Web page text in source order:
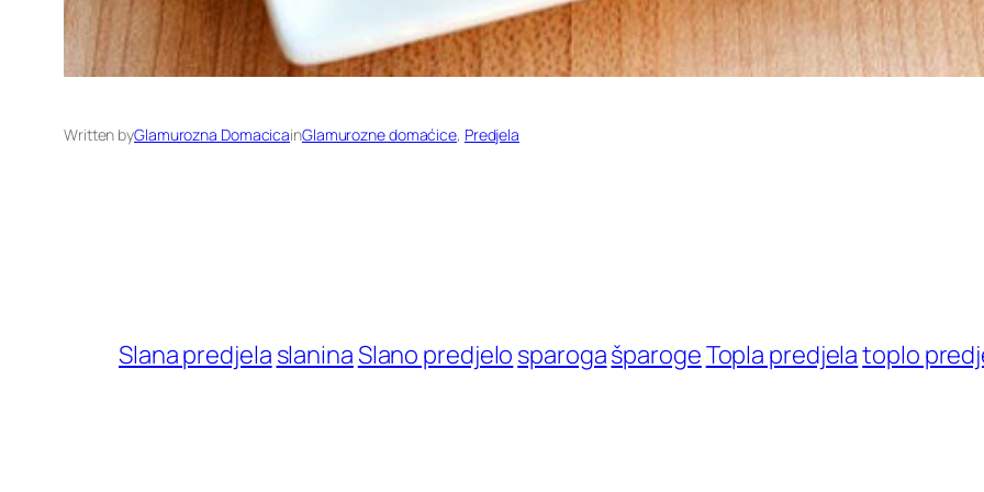
Written byGlamurozna DomacicainGlamurozne domaćice, Predjela
Slana predjela slaninaSlano predjelo sparogašparogeTopla predjelatoplo